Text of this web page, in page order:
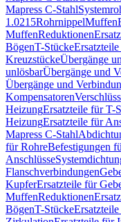
Mapress C-Stahl
1.0215RohrnippelMuffen
MuffenReduktionen
BögenT-Stücke
KreuzstückeÜbergänge
unlösbarÜbergänge und
Übergänge und
Kompensatoren
HeizungErsatzteile für T-
HeizungErsatzteile für
Mapress C-Stahl
für RohreBefestigungen
Anschlüsse
Flanschverbindungen
KupferErsatzteile für
MuffenReduktionen
BögenT-Stücke